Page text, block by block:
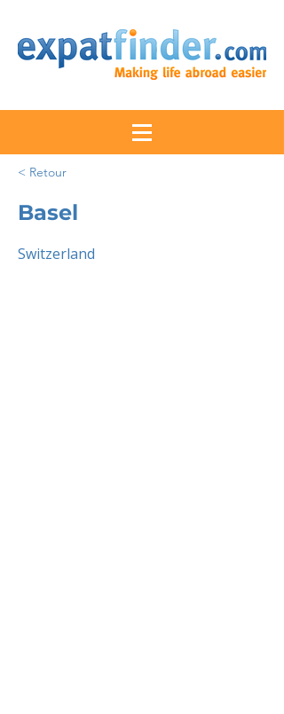
< Retour
Basel
Switzerland